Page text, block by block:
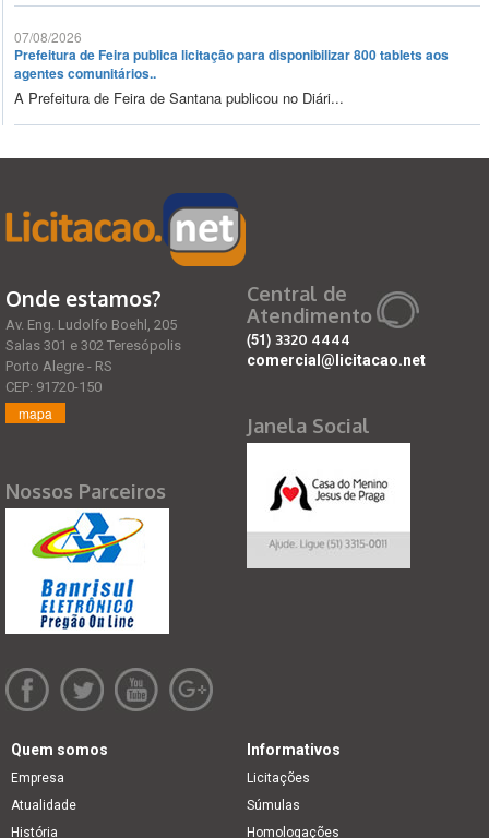
07/08/2026
Prefeitura de Feira publica licitação para disponibilizar 800 tablets aos
agentes comunitários..
A Prefeitura de Feira de Santana publicou no Diári...
Onde estamos?
Av. Eng. Ludolfo Boehl, 205
Salas 301 e 302 Teresópolis
Porto Alegre - RS
CEP: 91720-150
mapa
Nossos Parceiros
Central de
Atendimento
(51) 3320 4444
comercial@licitacao.net
Janela Social
Quem somos
Empresa
Atualidade
História
Informativos
Licitações
Súmulas
Homologações